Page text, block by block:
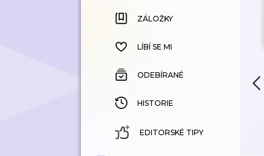
ZÁLOŽKY
HISTORIE
ZÁLOŽKY
LÍBÍ SE MI
ODEBÍRANÉ
HISTORIE
EDITORSKÉ TIPY